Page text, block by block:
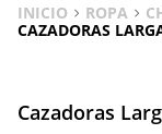
INICIO ROPA
CAZADORAS
Cazadoras